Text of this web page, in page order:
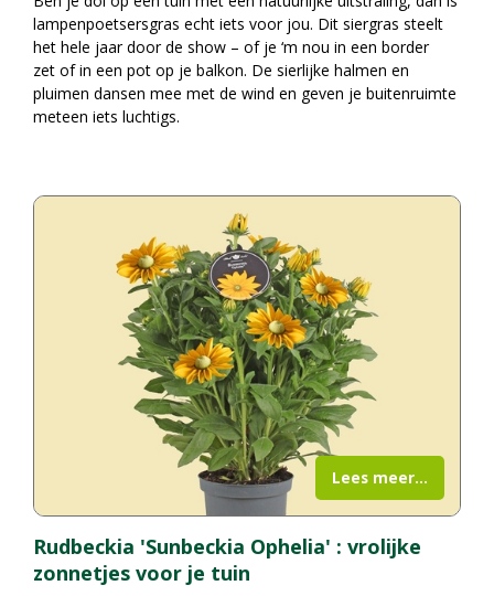
lampenpoetsersgras echt iets voor jou. Dit siergras steelt
het hele jaar door de show – of je ‘m nou in een border
zet of in een pot op je balkon. De sierlijke halmen en
pluimen dansen mee met de wind en geven je buitenruimte
meteen iets luchtigs.
Rudbeckia 'Sunbeckia Ophelia' : vrolijke
zonnetjes voor je tuin
Lees meer...